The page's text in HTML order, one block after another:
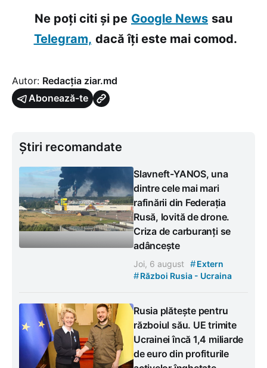
Ne poți citi și pe Google News sau
Telegram, dacă îți este mai comod.
Autor: Redacția ziar.md
Abonează-te
Știri recomandate
Slavneft-YANOS, una
dintre cele mai mari
rafinării din Federația
Rusă, lovită de drone.
Criza de carburanți se
adâncește
Joi, 6 august #Extern
#Război Rusia - Ucraina
Rusia plătește pentru
războiul său. UE trimite
Ucrainei încă 1,4 miliarde
de euro din profiturile